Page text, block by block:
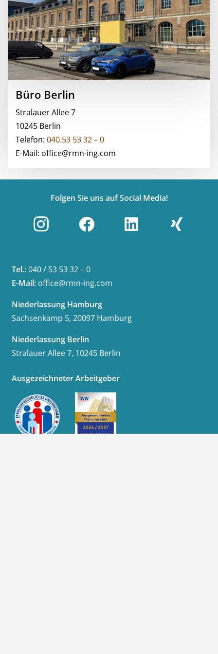
Büro Berlin
Stralauer Allee 7
10245 Berlin
Telefon: 040.53 53 32 – 0
E-Mail: office@rmn-ing.com
Folgen Sie uns auf Social Media!
Tel.:040 / 53 53 32 – 0
E-Mail: office@rmn-ing.com
Niederlassung Hamburg
Sachsenkamp 5, 20097 Hamburg
Niederlassung Berlin
Stralauer Allee 7, 10245 Berlin
Ausgezeichneter Arbeitgeber